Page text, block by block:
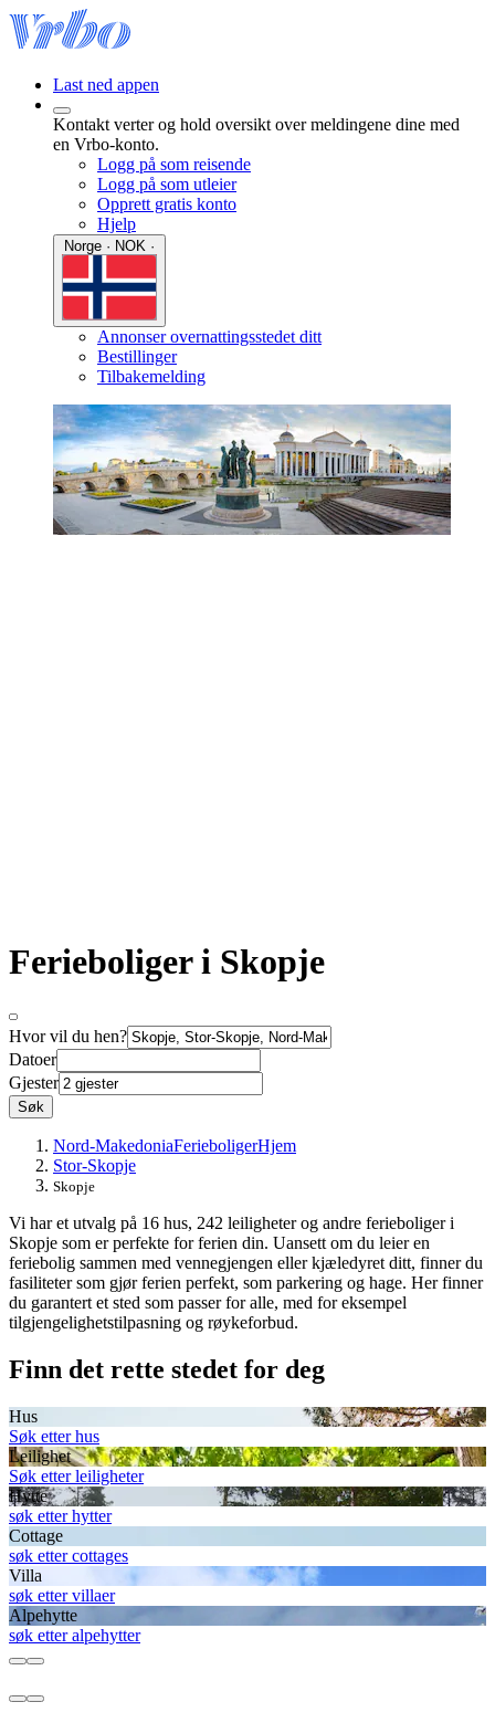
Last ned appen
Kontakt verter og hold oversikt over meldingene dine med
en Vrbo-konto.
Logg på som reisende
Logg på som utleier
Opprett gratis konto
Hjelp
Annonser overnattingsstedet ditt
Bestillinger
Tilbakemelding
Ferieboliger i Skopje
Hvor vil du hen?
Datoer
Gjester
Søk
Nord-MakedoniaFerieboligerHjem
Stor-Skopje
Skopje
Vi har et utvalg på 16 hus, 242 leiligheter og andre ferieboliger i
Skopje som er perfekte for ferien din. Uansett om du leier en
feriebolig sammen med vennegjengen eller kjæledyret ditt, finner du
fasiliteter som gjør ferien perfekt, som parkering og hage. Her finner
du garantert et sted som passer for alle, med for eksempel
tilgjengelighetstilpasning og røykeforbud.
Finn det rette stedet for deg
Hus
Søk etter hus
Leilighet
Søk etter leiligheter
Hytte
søk etter hytter
Cottage
søk etter cottages
Villa
søk etter villaer
Alpehytte
søk etter alpehytter